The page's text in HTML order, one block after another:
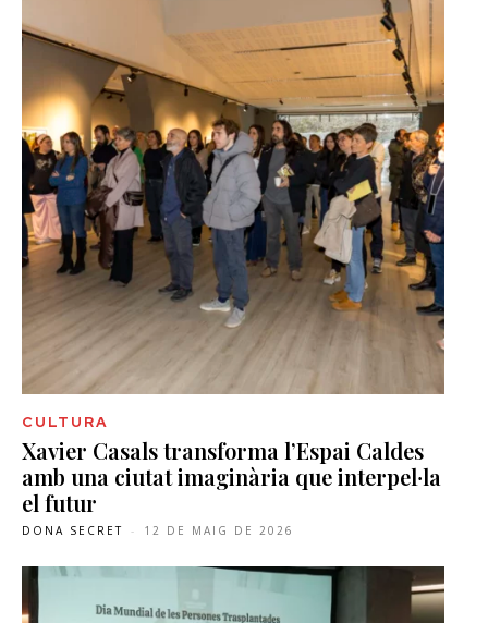
CULTURA
Xavier Casals transforma l’Espai Caldes
amb una ciutat imaginària que interpel·la
el futur
DONA SECRET - 12 DE MAIG DE 2026